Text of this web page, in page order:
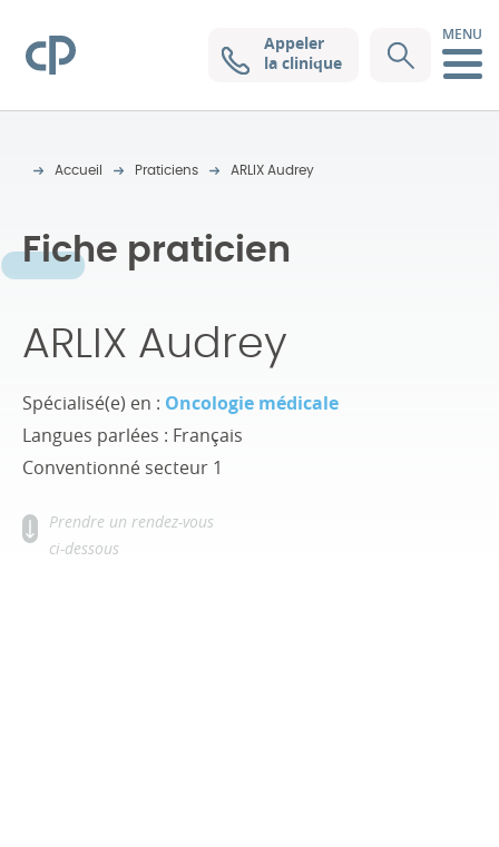
Clinique Pasteur
Appeler
la clinique
MENU
Accueil Praticiens ARLIX Audrey
Fiche praticien
ARLIX Audrey
Spécialisé(e) en : Oncologie médicale
Langues parlées : Français
Conventionné secteur 1
Prendre un rendez-vous
ci-dessous